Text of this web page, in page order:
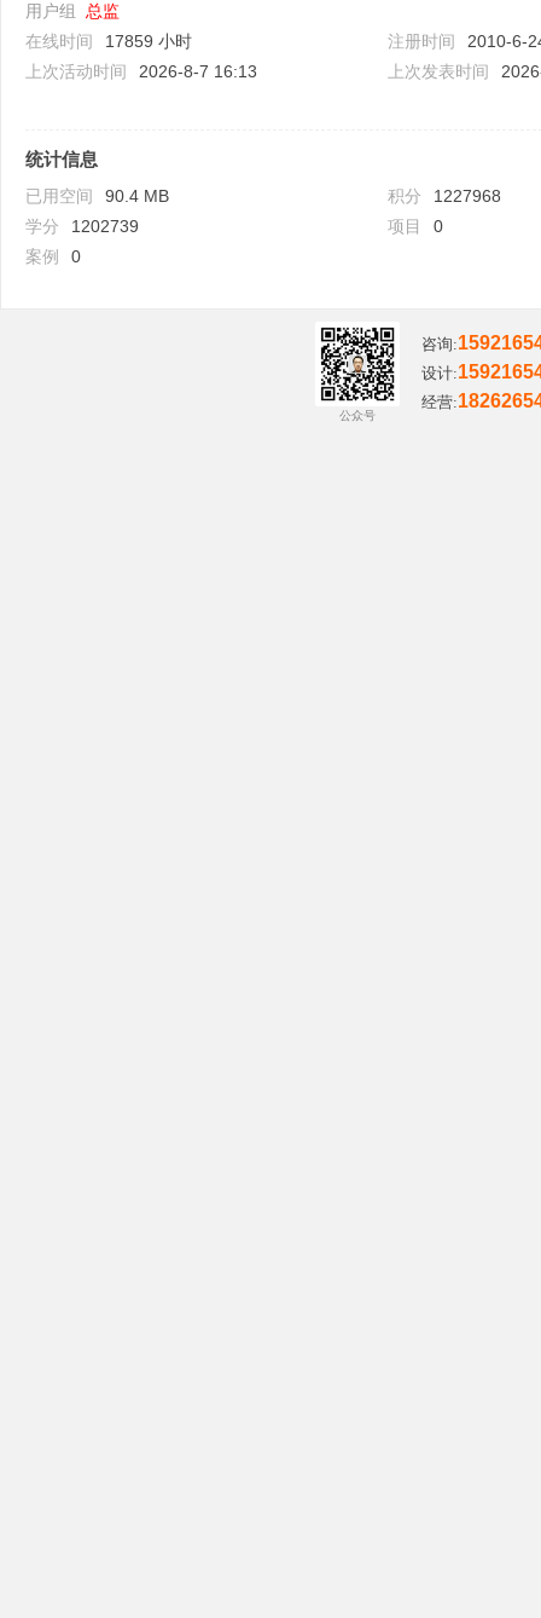
用户组 总监
在线时间
17859 小时 注册时间
2010-6-
上次活动时间
2026-8-7 16:13 上次发表时间
统计信息
已用空间 90.4 MB 积分
1227968
学分
1202739 项目
0
案例
0
公众号
咨询:
设计:
经营: